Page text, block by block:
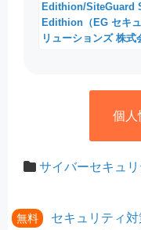
Edithion/SiteGuard
Edithion（EG セキ
リューションズ 株式
個人
サイバーセキュ
無料
セキュリティ